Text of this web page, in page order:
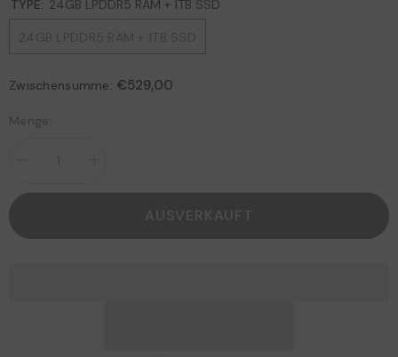
TYPE: 24GB LPDDR5 RAM + 1TB SSD
Zwischensumme: €529,00
für
für
AUSVERKAUFT